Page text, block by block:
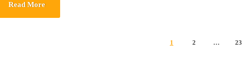
Read More
1 2 … 23